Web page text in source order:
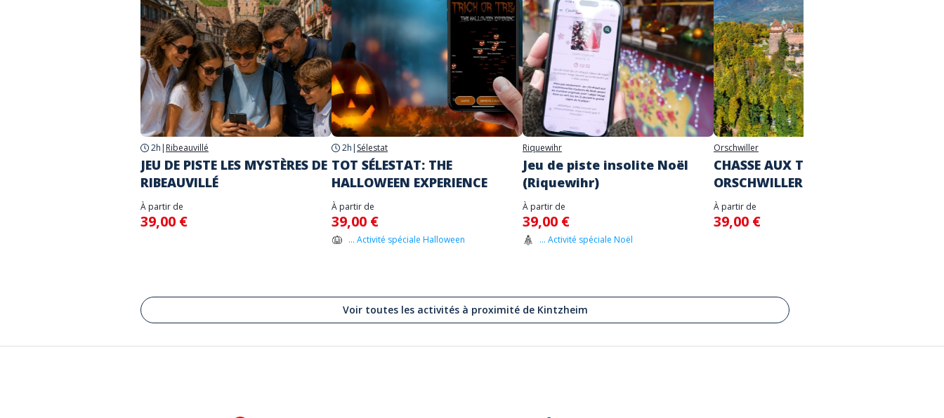
2h | Ribeauvillé
JEU DE PISTE LES MYSTÈRES DE
RIBEAUVILLÉ
À partir de
39,00 €
2h | Sélestat
TOT SÉLESTAT: THE
HALLOWEEN EXPERIENCE
À partir de
39,00 €
... Activité spéciale Halloween
Riquewihr
Jeu de piste insolite Noël
(Riquewihr)
À partir de
39,00 €
... Activité spéciale Noël
Orschwiller
CHASSE AUX TRÉSORS
ORSCHWILLER (À PIED)
À partir de
39,00 €
Voir toutes les activités à proximité de Kintzheim